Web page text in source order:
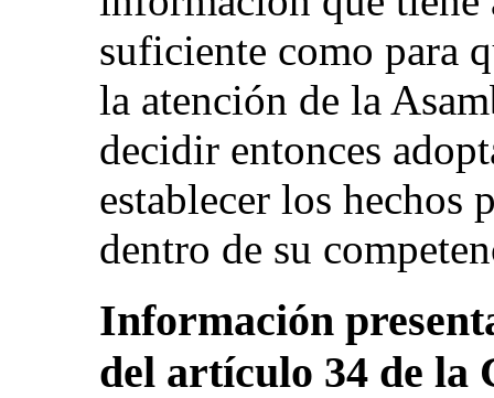
suficiente como para
la atención de la
decidir entonces
establecer los hechos
dentro de su
Información
del artículo 34 de la